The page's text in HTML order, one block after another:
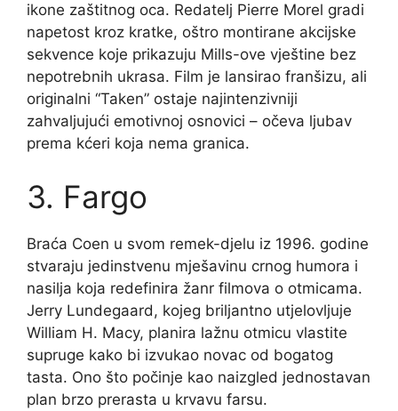
ikone zaštitnog oca. Redatelj Pierre Morel gradi
napetost kroz kratke, oštro montirane akcijske
sekvence koje prikazuju Mills-ove vještine bez
nepotrebnih ukrasa. Film je lansirao franšizu, ali
originalni “Taken” ostaje najintenzivniji
zahvaljujući emotivnoj osnovici – očeva ljubav
prema kćeri koja nema granica.
3. Fargo
Braća Coen u svom remek-djelu iz 1996. godine
stvaraju jedinstvenu mješavinu crnog humora i
nasilja koja redefinira žanr filmova o otmicama.
Jerry Lundegaard, kojeg briljantno utjelovljuje
William H. Macy, planira lažnu otmicu vlastite
supruge kako bi izvukao novac od bogatog
tasta. Ono što počinje kao naizgled jednostavan
plan brzo prerasta u krvavu farsu.